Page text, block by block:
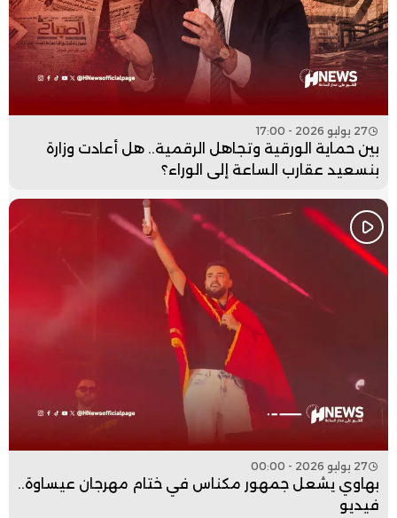
27 يوليو 2026 - 17:00
بين حماية الورقية وتجاهل الرقمية.. هل أعادت وزارة
بنسعيد عقارب الساعة إلى الوراء؟
27 يوليو 2026 - 00:00
بهاوي يشعل جمهور مكناس في ختام مهرجان عيساوة..
فيديو